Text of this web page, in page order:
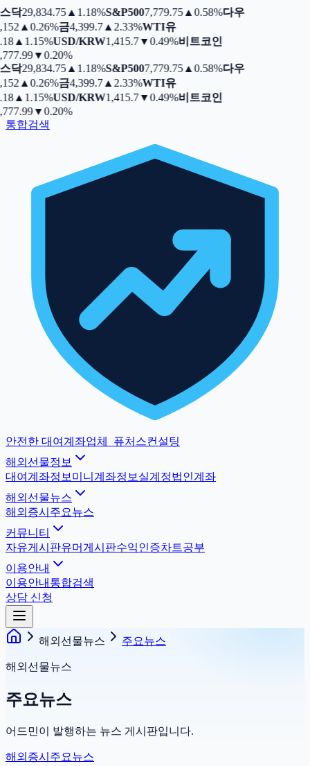
닥29,834.75▲ 1.18%S&P5007,779.75▲0.58%다우
▲0.26%금4,399.7▲ 2.33%WTI유
▲ 1.15%USD/KRW1,415.7▼0.49%비트코인
▼0.20%
닥29,834.75▲ 1.18%S&P5007,779.75▲0.58%다우
▲0.26%금4,399.7▲ 2.33%WTI유
▲ 1.15%USD/KRW1,415.7▼0.49%비트코인
▼0.20%
통합검색
안전한 대여계좌업체
퓨처스컨설팅
해외선물정보
대여계좌정보 미니계좌정보 실계정법인계좌
해외선물뉴스
해외증시 주요뉴스
커뮤니티
자유게시판유머게시판수익인증차트공부
이용안내
이용안내 통합검색
상담 신청
해외선물뉴스 주요뉴스
해외선물뉴스
주요뉴스
어드민이 발행하는 뉴스 게시판입니다.
해외증시 주요뉴스